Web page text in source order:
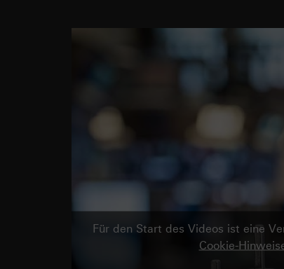
Für den Start des Videos ist eine
Cookie-